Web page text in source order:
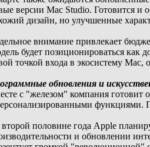
версии Mac Studio. Готовится и
дизайн, но улучшенные
внимание привлекает
будет позиционироваться как
точкой входа в экосистему
обновления и
с "железом" компания готовит
функциями.
половине года Apple
и обновлении